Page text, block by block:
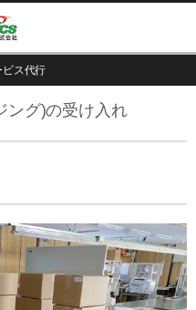
ビス代行
ング)の受け入れ